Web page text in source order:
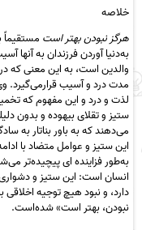
خلاصه
هرگز نبودن بهتر است مستقیماً
به‌دنیا آوردن فرزندان به آنها
والدین است، به این معنی که
مدت درد و آسیب قرارمی‌گیرد.
لذت و درد و این مفهوم که
ستیز و تقلای بیهوده و بدون
می‌دهند که به باور بناتار به
این ستیز و عوامل متضاد با
به‌طور فزاینده ای پیچیده‌تر
انسان است: این ستیز و
دارد، و نبود هیچ توجیه اخلاقی
نبودن، بهتر است» شده‌است.